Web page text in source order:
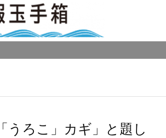
うろこ」カギ」と題し